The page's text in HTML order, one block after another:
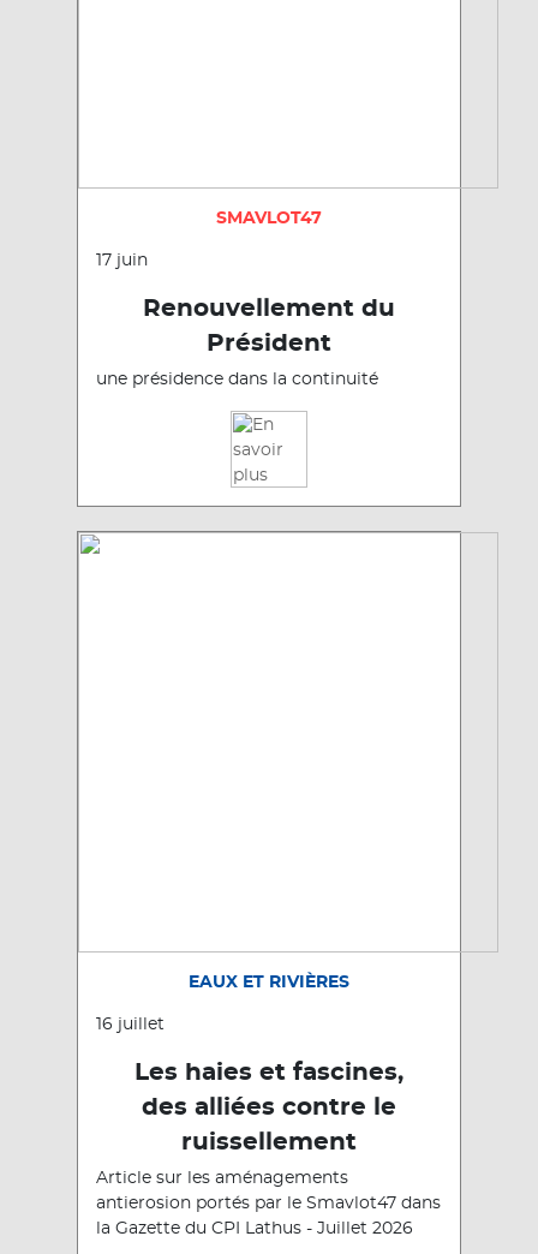
SMAVLOT47
17 juin
Renouvellement du
Président
une présidence dans la continuité
EAUX ET RIVIÈRES
16 juillet
Les haies et fascines,
des alliées contre le
ruissellement
Article sur les aménagements
antierosion portés par le Smavlot47 dans
la Gazette du CPI Lathus - Juillet 2026